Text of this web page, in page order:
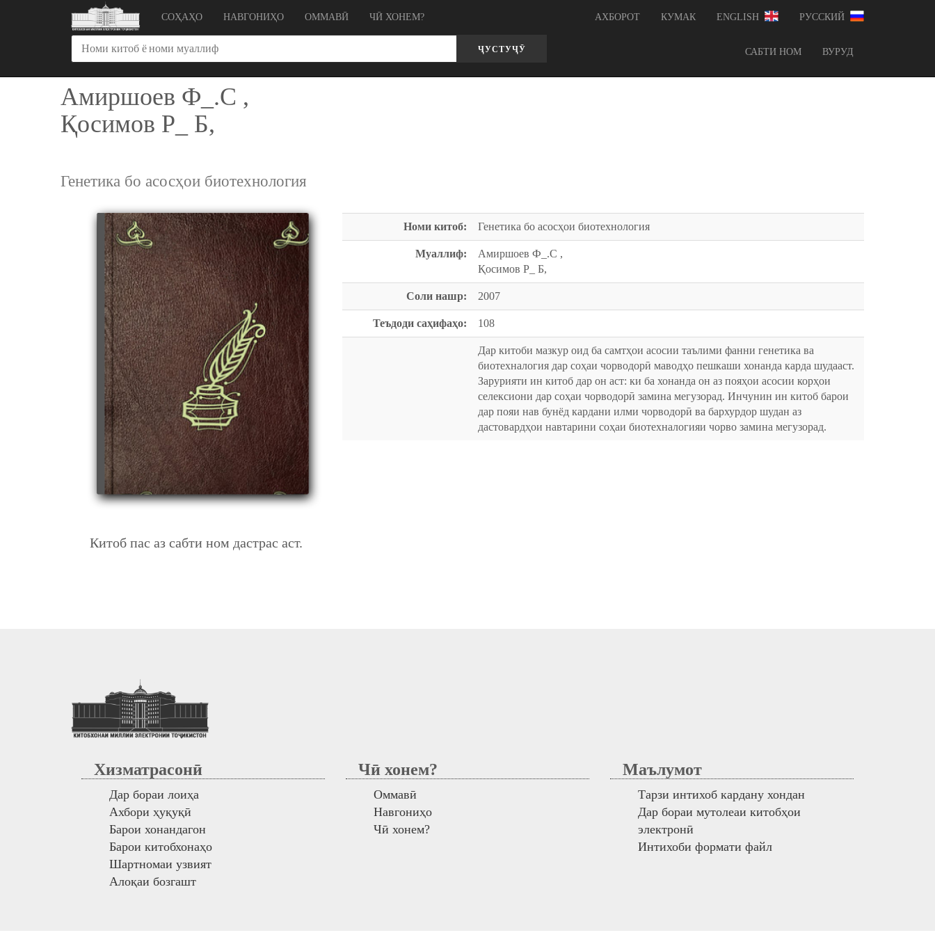
СОҲАҲО НАВГОНИҲО ОММАВӢ ЧӢ ХОНЕМ? АХБОРОТ КУМАК ENGLISH РУССКИЙ
ҶУСТУҶӮ САБТИ НОМ ВУРУД
Амиршоев Ф_.С ,
Қосимов Р_ Б,
Генетика бо асосҳои биотехнология
Китоб пас аз сабти ном дастрас аст.
Номи китоб: Генетика бо асосҳои биотехнология
Муаллиф:
Амиршоев Ф_.С ,
Қосимов Р_ Б,
Соли нашр: 2007
Теъдоди саҳифаҳо: 108
Дар китоби мазкур оид ба самтҳои асосии таълими фанни генетика ва
биотехналогия дар соҳаи чорводорӣ маводҳо пешкаши хонанда карда шудааст.
Зарурияти ин китоб дар он аст: ки ба хонанда он аз пояҳои асосии корҳои
селексиони дар соҳаи чорводорӣ замина мегузорад. Инчунин ин китоб барои
дар пояи нав бунёд кардани илми чорводорӣ ва бархурдор шудан аз
дастовардҳои навтарини соҳаи биотехналогияи чорво замина мегузорад.
Хизматрасонӣ
Дар бораи лоиҳа
Ахбори ҳуқуқӣ
Барои хонандагон
Барои китобхонаҳо
Шартномаи узвият
Алоқаи бозгашт
Чӣ хонем?
Оммавӣ
Навгониҳо
Чӣ хонем?
Маълумот
Тарзи интихоб кардану хондан
Дар бораи мутолеаи китобҳои
электронӣ
Интихоби формати файл